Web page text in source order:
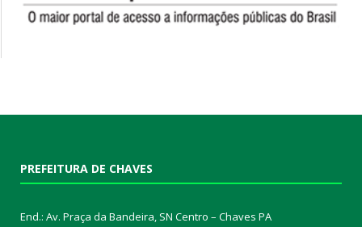
PREFEITURA DE CHAVES
End.: Av. Praça da Bandeira, SN Centro – Chaves PA